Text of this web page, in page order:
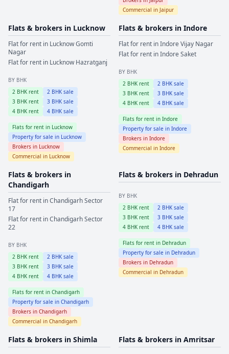
Commercial in Jaipur
Flats & brokers in Lucknow
Flat for rent in LucknowGomti
Nagar
Flat for rent in Lucknow Hazratganj
BY BHK
2 BHK rent 2 BHK sale
3 BHK rent 3 BHK sale
4 BHK rent 4 BHK sale
Flats for rent in Lucknow
Property for sale in Lucknow
Brokers in Lucknow
Commercial in Lucknow
Flats & brokers in Indore
Flat for rent inIndoreVijay Nagar
Flat for rent inIndoreSaket
BY BHK
2 BHK rent 2 BHK sale
3 BHK rent 3 BHK sale
4 BHK rent 4 BHK sale
Flats for rent in Indore
Property for sale in Indore
Brokers in Indore
Commercial in Indore
Flats & brokers in
Chandigarh
Flat for rent inChandigarhSector
17
Flat for rent inChandigarhSector
22
BY BHK
2 BHK rent 2 BHK sale
3 BHK rent 3 BHK sale
4 BHK rent 4 BHK sale
Flats for rent in Chandigarh
Property for sale in Chandigarh
Brokers in Chandigarh
Commercial in Chandigarh
Flats & brokers in Dehradun
BY BHK
2 BHK rent 2 BHK sale
3 BHK rent 3 BHK sale
4 BHK rent 4 BHK sale
Flats for rent in Dehradun
Property for sale in Dehradun
Brokers in Dehradun
Commercial in Dehradun
Flats & brokers in Shimla Flats & brokers in Amritsar